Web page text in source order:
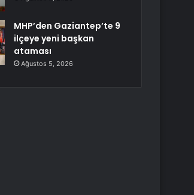
MHP’den Gaziantep’te 9
ilçeye yeni başkan
ataması
Ağustos 5, 2026